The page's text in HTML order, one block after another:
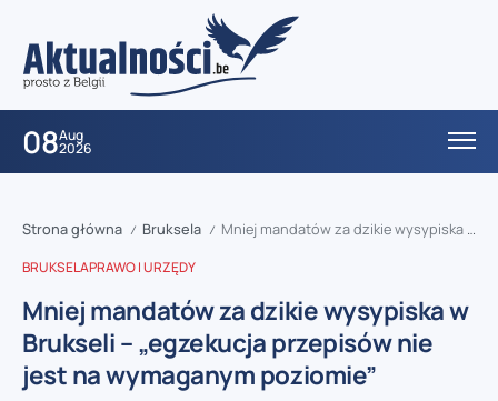
08Aug
2026
Strona główna / Bruksela / Mniej mandatów za dzikie wysypiska w Brukseli – „egzekucja przepisów nie jest na wymaganym poziomie”
BRUKSELAPRAWO I URZĘDY
Mniej mandatów za dzikie wysypiska w
Brukseli – „egzekucja przepisów nie
jest na wymaganym poziomie”